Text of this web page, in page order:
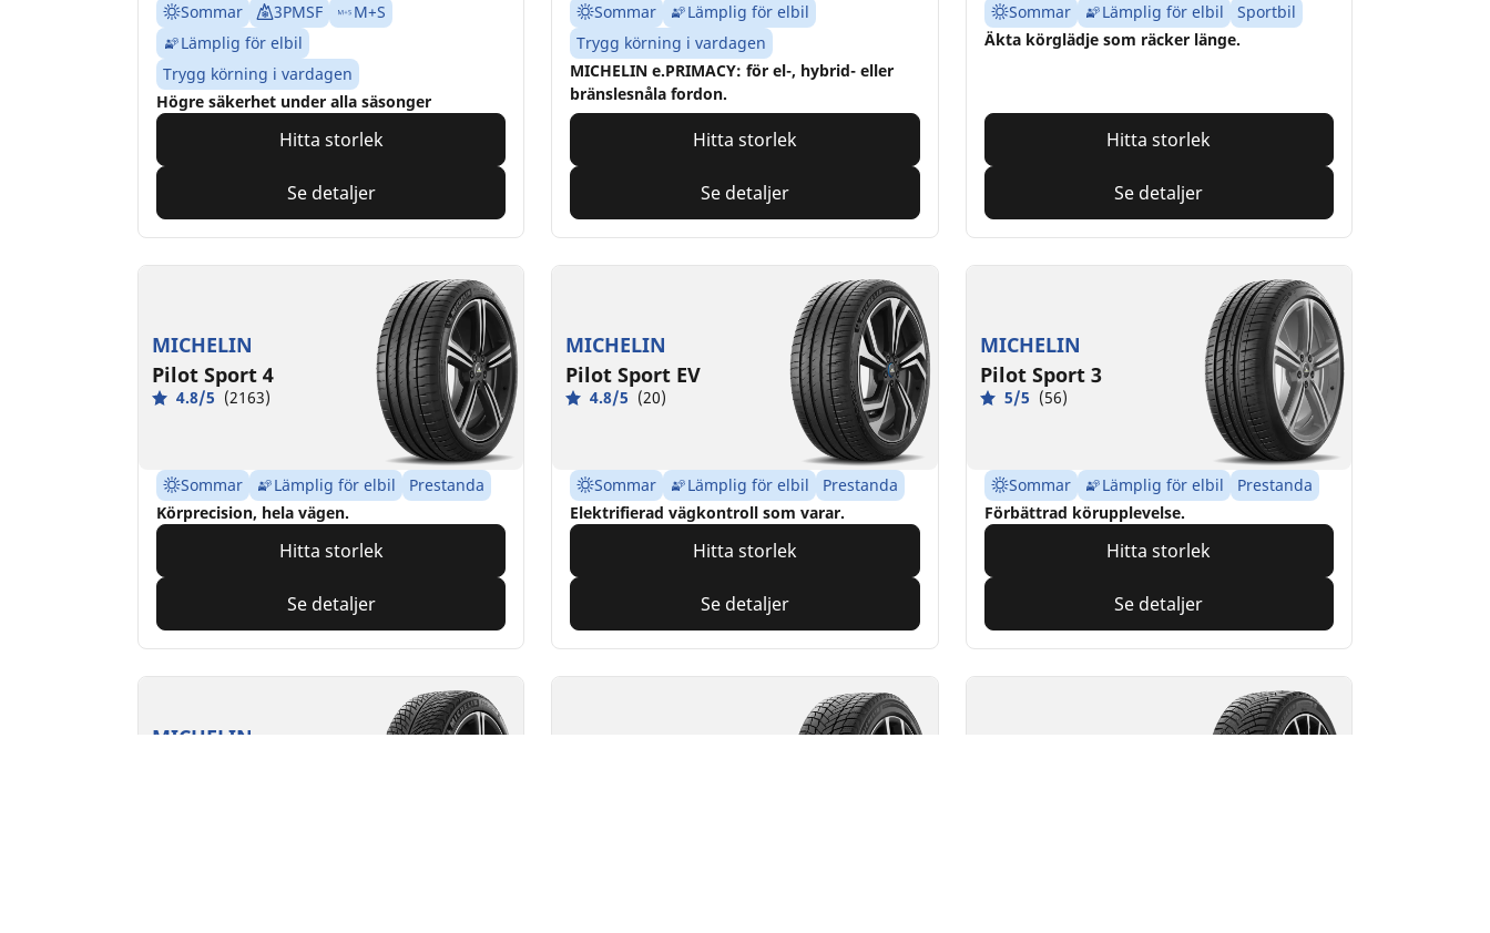
Sommar 3PMSF
M+S
Lämplig för elbil
Trygg körning i vardagen
Högre säkerhet under alla säsonger
Hitta storlek
Se detaljer
Sommar
Lämplig för elbil
Trygg körning i vardagen
MICHELIN e.PRIMACY: för el-, hybrid- eller
bränslesnåla fordon.
Hitta storlek
Se detaljer
Sommar Lämplig för elbil
Sportbil
Äkta körglädje som räcker länge.
Hitta storlek
Se detaljer
MICHELIN
Pilot Sport 4
4.8/5 (2163)
Sommar Lämplig för elbil
Prestanda
Körprecision, hela vägen.
Hitta storlek
Se detaljer
MICHELIN
Pilot Sport EV
4.8/5 (20)
Sommar Lämplig för elbil
Prestanda
Elektrifierad vägkontroll som varar.
Hitta storlek
Se detaljer
MICHELIN
Pilot Sport 3
5/5 (56)
Sommar Lämplig för elbil
Prestanda
Förbättrad körupplevelse.
Hitta storlek
Se detaljer
MICHELIN